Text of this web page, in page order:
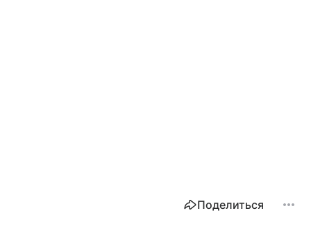
Поделиться